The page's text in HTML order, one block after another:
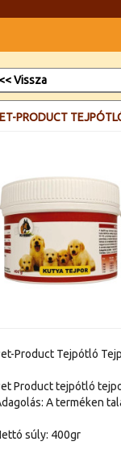
<< Vissza
PRODUCT
Product Tejpótló
Product tejpótló
A terméken
súly: 400gr